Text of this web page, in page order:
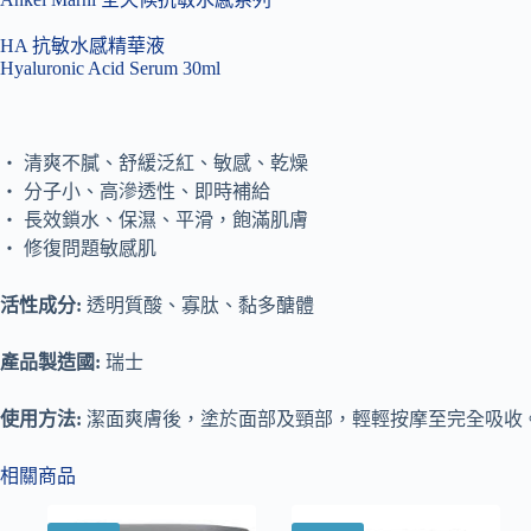
HA 抗敏水感精華液
Hyaluronic Acid Serum 30ml
‧ 清爽不膩、舒緩泛紅、敏感、乾燥
‧ 分子小、高滲透性、即時補給
‧ 長效鎖水、保濕、平滑，飽滿肌膚
‧ 修復問題敏感肌
活性成分: 透明質酸、寡肽、黏多醣體
產品製造國: 瑞士
使用方法: 潔面爽膚後，塗於面部及頸部，輕輕按摩至完全吸收
相關商品